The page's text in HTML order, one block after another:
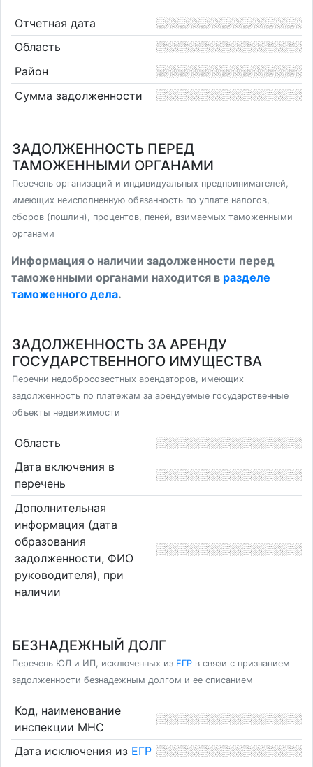
Отчетная дата
Область
Район
Сумма задолженности
ЗАДОЛЖЕННОСТЬ ПЕРЕД
ТАМОЖЕННЫМИ ОРГАНАМИ
Перечень организаций и индивидуальных предпринимателей,
имеющих неисполненную обязанность по уплате налогов,
сборов (пошлин), процентов, пеней, взимаемых таможенными
органами
Информация о наличии задолженности перед
таможенными органами находится в разделе
таможенного дела.
ЗАДОЛЖЕННОСТЬ ЗА АРЕНДУ
ГОСУДАРСТВЕННОГО ИМУЩЕСТВА
Перечни недобросовестных арендаторов, имеющих
задолженность по платежам за арендуемые государственные
объекты недвижимости
Область
Дата включения в
перечень
Дополнительная
информация (дата
образования
задолженности, ФИО
руководителя), при
наличии
БЕЗНАДЕЖНЫЙ ДОЛГ
Перечень ЮЛ и ИП, исключенных из ЕГР в связи с признанием
задолженности безнадежным долгом и ее списанием
Код, наименование
инспекции МНС
Дата исключения из ЕГР